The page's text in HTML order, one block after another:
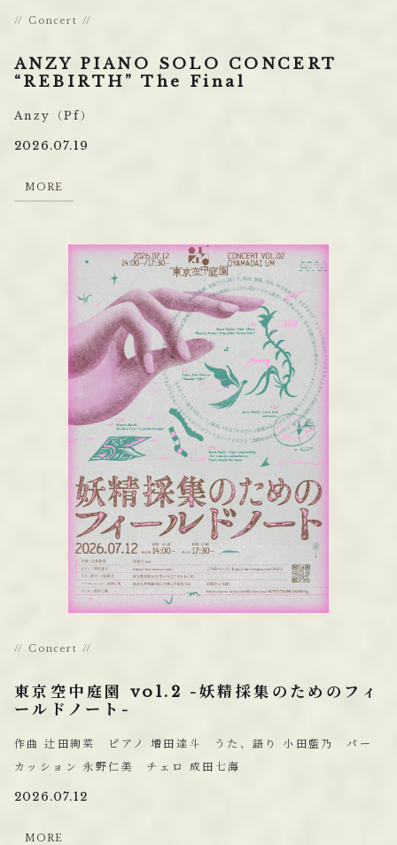
Concert
ANZY PIANO SOLO CONCERT
“REBIRTH” The Final
Anzy（Pf）
2026.07.19
MORE
MORE
Concert
東京空中庭園 vol.2 -妖精採集のためのフィ
ールドノート-
作曲 辻田絢菜 ピアノ 増田達斗 うた、語り 小田藍乃 パー
カッション 永野仁美 チェロ 成田七海
2026.07.12
MORE